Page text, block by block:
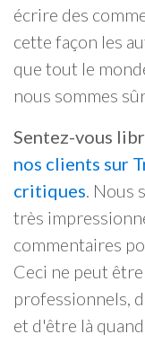
écrire des
cette façon les
que tout le
nous sommes
Sentez-vous
nos clients sur
critiques. Nous
très
commentaires
Ceci ne peut
professionnels,
et d'être là